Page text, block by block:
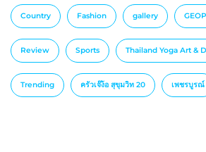
Country Fashion gallery
Review Sports Thailand Yoga Art &
Trending ครัวเจ๊ง้อ สุขุมวิท 20 เพชรบูรณ์